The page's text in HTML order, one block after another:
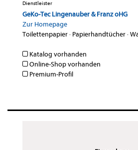
Dienstleister
GeKo-Tec Lingenauber & Franz oHG
Zur Homepage
Toilettenpapier· Papierhandtücher·
Katalog vorhanden
Online-Shop vorhanden
Premium-Profil